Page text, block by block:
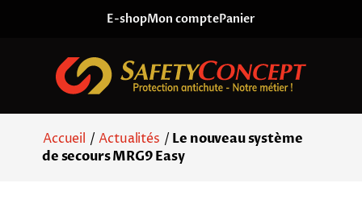
E-shopMon comptePanier
Accueil / Actualités / Le nouveau système
de secours MRG9 Easy